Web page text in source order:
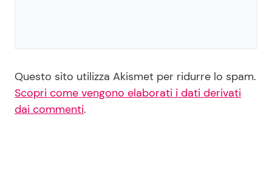
Questo sito utilizza Akismet per ridurre lo spam.
Scopri come vengono elaborati i dati derivati
dai commenti.